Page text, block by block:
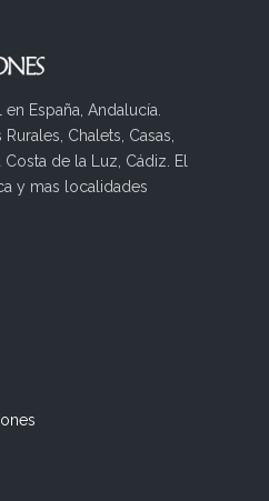
España, Andalucía.
Chalets, Casas,
de la Luz, Cádiz. El
y mas localidades